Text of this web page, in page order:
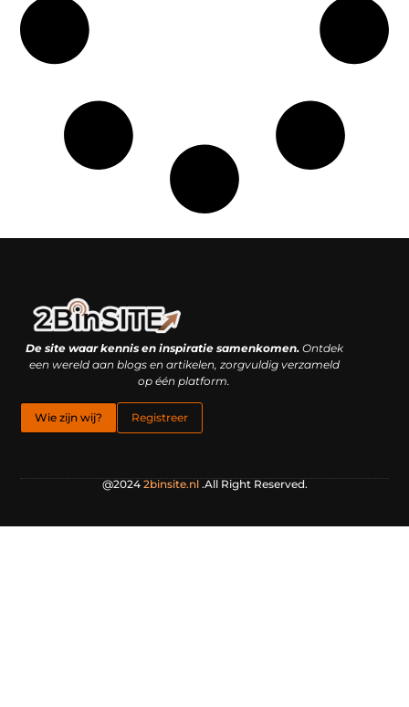
De site waar kennis en inspiratie samenkomen.Ontdek
een wereld aan blogs en artikelen, zorgvuldig verzameld
op één platform.
Wie zijn wij? Registreer
@20242binsite.nl.All Right Reserved.